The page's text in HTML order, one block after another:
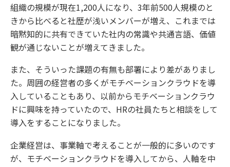
組織の規模が現在1,200人になり、3年前500人規模のと
きから比べると社歴が浅いメンバーが増え、これまでは
暗黙知的に共有できていた社内の常識や共通言語、価値
観が通じないことが増えてきました。
また、そういった課題の有無も部署により差がありまし
た。周囲の経営者の多くがモチベーションクラウドを導
入していることもあり、以前からモチベーションクラウ
ドに興味を持っていたので、HRの社員たちと相談をして
導入をすることになりました。
企業経営は、事業軸で考えることが一般的に多いのです
が、モチベーションクラウドを導入してから、人軸を中